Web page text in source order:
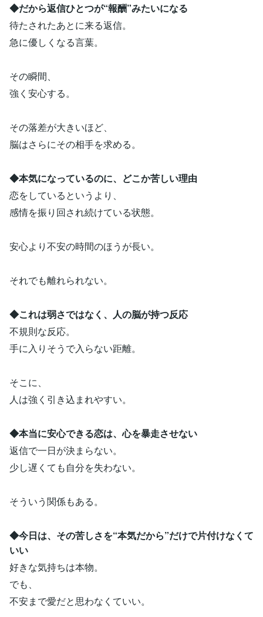
◆だから返信ひとつが“報酬”みたいになる
待たされたあとに来る返信。
急に優しくなる言葉。
その瞬間、
強く安心する。
その落差が大きいほど、
脳はさらにその相手を求める。
◆本気になっているのに、どこか苦しい理由
恋をしているというより、
感情を振り回され続けている状態。
安心より不安の時間のほうが長い。
それでも離れられない。
◆これは弱さではなく、人の脳が持つ反応
不規則な反応。
手に入りそうで入らない距離。
そこに、
人は強く引き込まれやすい。
◆本当に安心できる恋は、心を暴走させない
返信で一日が決まらない。
少し遅くても自分を失わない。
そういう関係もある。
◆今日は、その苦しさを“本気だから”だけで片付けなくて
いい
好きな気持ちは本物。
でも、
不安まで愛だと思わなくていい。